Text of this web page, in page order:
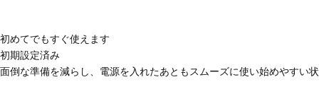
初めてでもすぐ使えます
初期設定済み
面倒な準備を減らし、電源を入れたあともスムーズに使い始めやすい